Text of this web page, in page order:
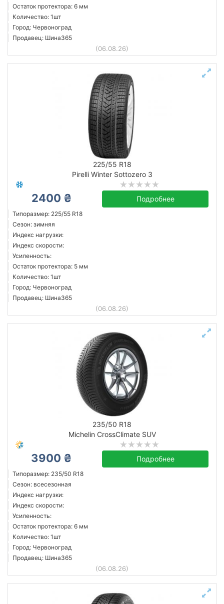
Остаток протектора: 6 мм
Количество: 1шт
Город: Червоноград
Продавец: Шина365
(06.08.26)
225/55 R18
Pirelli Winter Sottozero 3
2400 ₴ Подробнее
Типоразмер: 225/55 R18
Сезон: зимняя
Индекс нагрузки:
Индекс скорости:
Усиленность:
Остаток протектора: 5 мм
Количество: 1шт
Город: Червоноград
Продавец: Шина365
(06.08.26)
235/50 R18
Michelin CrossClimate SUV
3900 ₴ Подробнее
Типоразмер: 235/50 R18
Сезон: всесезонная
Индекс нагрузки:
Индекс скорости:
Усиленность:
Остаток протектора: 6 мм
Количество: 1шт
Город: Червоноград
Продавец: Шина365
(06.08.26)